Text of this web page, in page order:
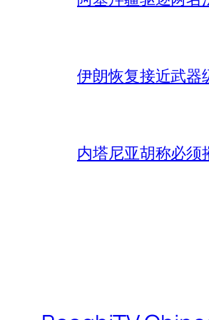
伊朗恢复接近武器
内塔尼亚胡称必